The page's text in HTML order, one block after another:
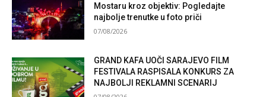
Mostaru kroz objektiv: Pogledajte
najbolje trenutke u foto priči
07/08/2026
GRAND KAFA UOČI SARAJEVO FILM
FESTIVALA RASPISALA KONKURS ZA
NAJBOLJI REKLAMNI SCENARIJ